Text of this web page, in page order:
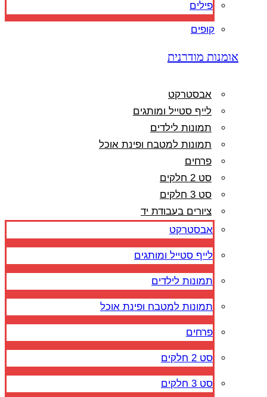
פילים
קופים
אומנות מודרנית
אבסטרקט
לייף סטייל ומותגים
תמונות לילדים
תמונות למטבח ופינת אוכל
פרחים
סט 2 חלקים
סט 3 חלקים
ציורים בעבודת יד
אבסטרקט
לייף סטייל ומותגים
תמונות לילדים
תמונות למטבח ופינת אוכל
פרחים
סט 2 חלקים
סט 3 חלקים